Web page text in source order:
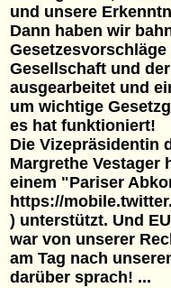
und unsere
Dann haben wir
Gesellschaft und
ausgearbeitet und
um wichtige
es hat funktioniert!
Die Vizepräsidentin
Margrethe Vestager
einem "Pariser
https://
) unterstützt. Und
war von unserer
am Tag nach
darüber sprach! ...